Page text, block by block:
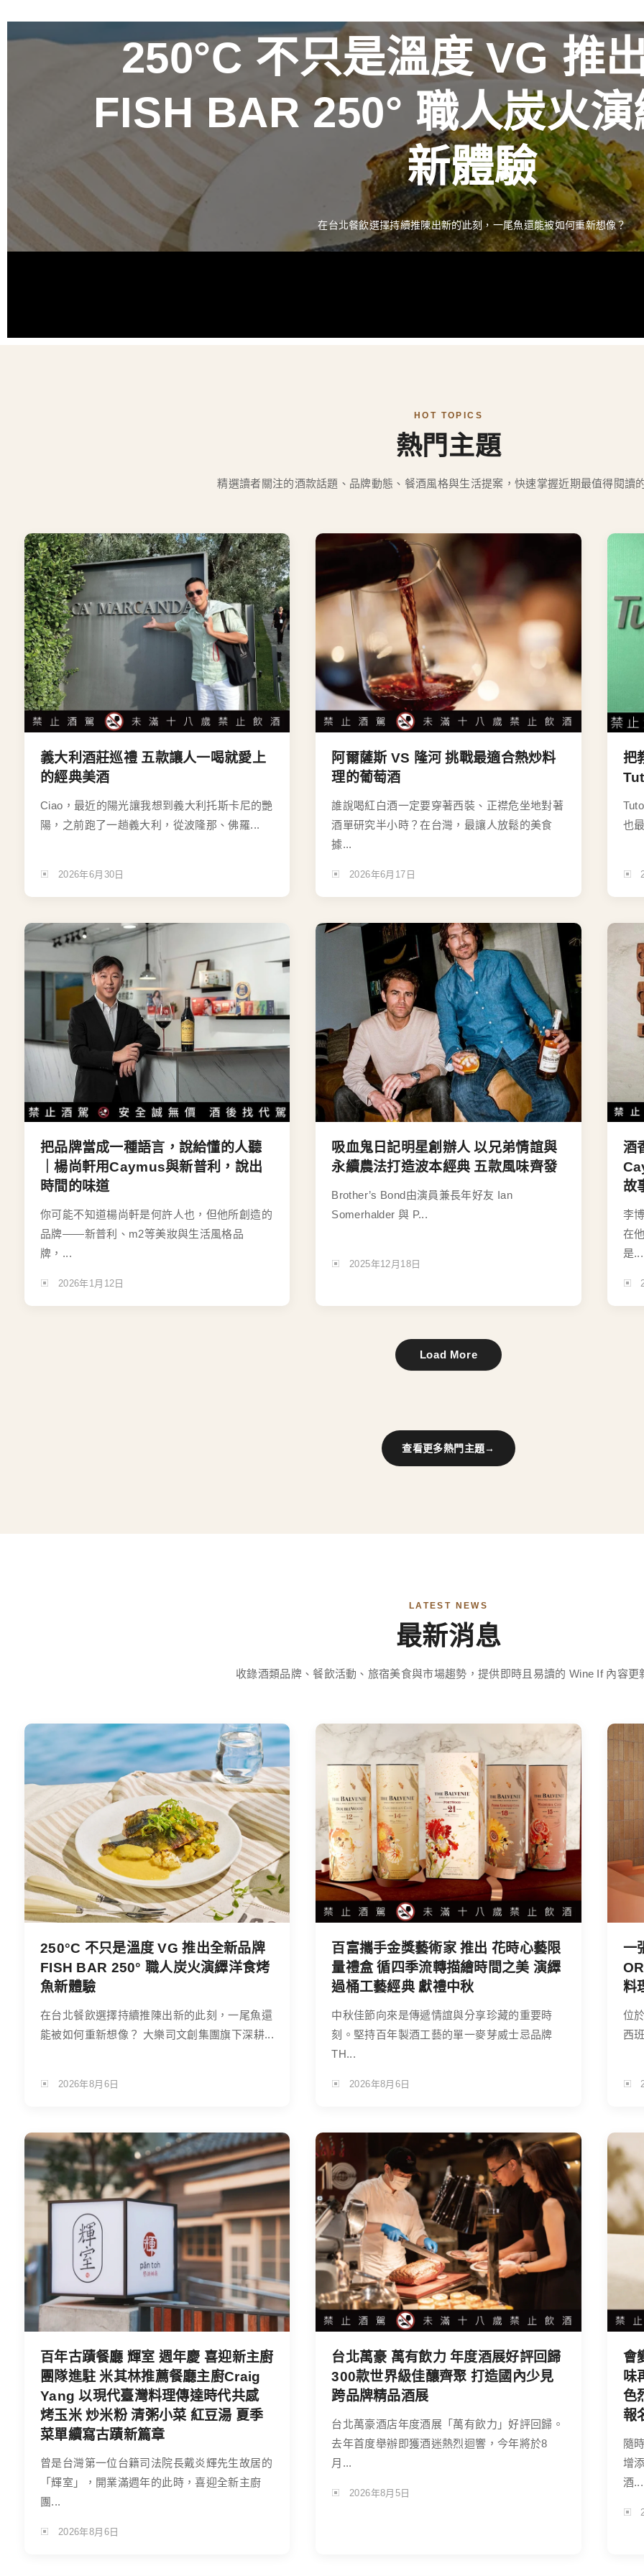
250°C不只是溫度 VG 推
FISH BAR 250° 職人炭火
新體驗
在台北餐飲選擇持續推陳出新的此刻，一尾魚還能被如何重新想像？
READ MORE
百富攜手金獎藝術家推出 花
禮盒 循四季流轉描繪時間之
工藝經典 獻禮中
中秋佳節向來是傳遞情誼與分享珍藏的重要時刻。堅持百年製酒工藝
HOT TOPICS
熱門主題
精選讀者關注的酒款話題、品牌動態、餐酒風格與生活提案，快速掌握近期最值得閱讀
義大利酒莊巡禮 五款讓人一喝就愛上
的經典美酒
Ciao，最近的陽光讓我想到義大利托斯卡尼的艷
陽，之前跑了一趟義大利，從波隆那、佛羅...
2026年6月30日
阿爾薩斯 VS 隆河 挑戰最適合熱炒料
理的葡萄酒
誰說喝紅白酒一定要穿著西裝、正襟危坐地對著
酒單研究半小時？在台灣，最讓人放鬆的美食
據...
2026年6月17日
把
也
把品牌當成一種語言，說給懂的人聽
｜楊尚軒用Caymus與新普利，說出
時間的味道
你可能不知道楊尚軒是何許人也，但他所創造的
品牌——新普利、m2等美妝與生活風格品
牌，...
2026年1月12日
吸血鬼日記明星創辦人 以兄弟情誼與
永續農法打造波本經典 五款風味齊發
Brother’s Bond由演員兼長年好友 Ian
Somerhalder 與 P...
2025年12月18日
酒
故
李
在
是...
Load More
查看更多熱門主題→
LATEST NEWS
最新消息
收錄酒類品牌、餐飲活動、旅宿美食與市場趨勢，提供即時且易讀的 Wine If 內容更
250°C 不只是溫度 VG 推出全新品牌
FISH BAR 250° 職人炭火演繹洋食烤
魚新體驗
在台北餐飲選擇持續推陳出新的此刻，一尾魚還
能被如何重新想像？ 大樂司文創集團旗下深耕...
2026年8月6日
百富攜手金獎藝術家 推出 花時心藝限
量禮盒 循四季流轉描繪時間之美 演繹
過桶工藝經典 獻禮中秋
中秋佳節向來是傳遞情誼與分享珍藏的重要時
刻。堅持百年製酒工藝的單一麥芽威士忌品牌
TH...
2026年8月6日
一
料
位
西
百年古蹟餐廳 輝室 週年慶 喜迎新主廚
團隊進駐 米其林推薦餐廳主廚Craig
Yang 以現代臺灣料理傳達時代共感
烤玉米 炒米粉 清粥小菜 紅豆湯 夏季
菜單續寫古蹟新篇章
曾是台灣第一位台籍司法院長戴炎輝先生故居的
「輝室」，開業滿週年的此時，喜迎全新主廚
團...
2026年8月6日
台北萬豪 萬有飲力 年度酒展好評回歸
300款世界級佳釀齊聚 打造國內少見
跨品牌精品酒展
台北萬豪酒店年度酒展「萬有飲力」好評回歸。
去年首度舉辦即獲酒迷熱烈迴響，今年將於8
月...
2026年8月5日
會
味
色
報
隨
增
酒...